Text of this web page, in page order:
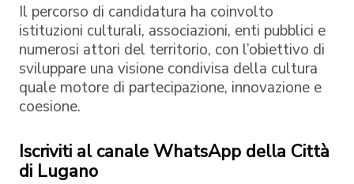
Il percorso di candidatura ha coinvolto
istituzioni culturali, associazioni, enti pubblici e
numerosi attori del territorio, con l’obiettivo di
sviluppare una visione condivisa della cultura
quale motore di partecipazione, innovazione e
coesione.
Iscriviti al canale WhatsApp della Città
di Lugano